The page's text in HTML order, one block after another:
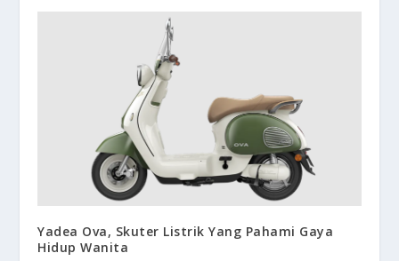
Yadea Ova, Skuter Listrik Yang Pahami Gaya
Hidup Wanita